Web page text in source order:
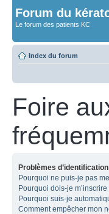
Forum du
Le forum des patients KC
Index du forum
Foire
Problèmes
Pourquoi ne puis-je pas
Pourquoi dois-je
Pourquoi suis-je
Comment empêcher mon